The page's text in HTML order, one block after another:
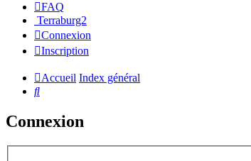
FAQ
Terraburg2
Connexion
Inscription
Accueil Index général
Rechercher
Connexion